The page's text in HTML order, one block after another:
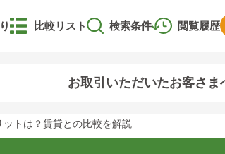
閲覧履歴
比較リスト 検索条件
お取引いただいたお客さま
トは？賃貸との比較を解説